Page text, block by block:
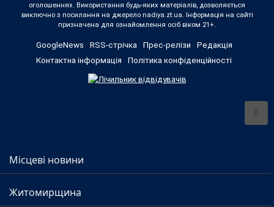
оголошеннях. Використання будь-яких матеріалів, дозволяється
виключно з посилання на джерело nadiya.zt.ua. Інформація на сайті
призначена для ознайомлення осіб віком 21+.
GoogleNews RSS-стрічка Прес-релізи
Редакція
Контактна інформація
Політика конфіденційності
Місцеві новини
Житомирщина